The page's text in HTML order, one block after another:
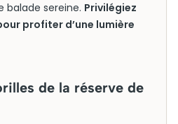
balade sereine. Privilégiez
profiter d’une lumière
de la réserve de